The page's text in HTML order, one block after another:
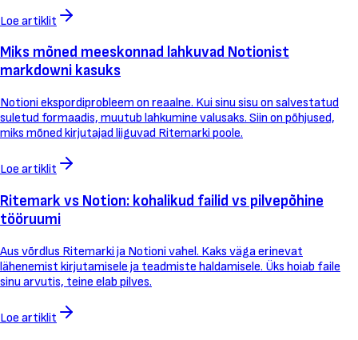
Loe artiklit
Miks mõned meeskonnad lahkuvad Notionist
markdowni kasuks
Notioni ekspordiprobleem on reaalne. Kui sinu sisu on salvestatud
suletud formaadis, muutub lahkumine valusaks. Siin on põhjused,
miks mõned kirjutajad liiguvad Ritemarki poole.
Loe artiklit
Ritemark vs Notion: kohalikud failid vs pilvepõhine
tööruumi
Aus võrdlus Ritemarki ja Notioni vahel. Kaks väga erinevat
lähenemist kirjutamisele ja teadmiste haldamisele. Üks hoiab faile
sinu arvutis, teine elab pilves.
Loe artiklit